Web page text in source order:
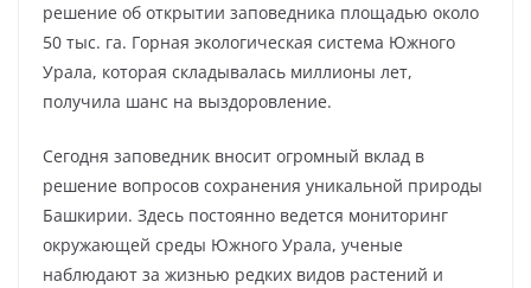
решение об открытии заповедника площадью около
50 тыс. га. Горная экологическая система Южного
Урала, которая складывалась миллионы лет,
получила шанс на выздоровление.
Сегодня заповедник вносит огромный вклад в
решение вопросов сохранения уникальной природы
Башкирии. Здесь постоянно ведется мониторинг
окружающей среды Южного Урала, ученые
наблюдают за жизнью редких видов растений и